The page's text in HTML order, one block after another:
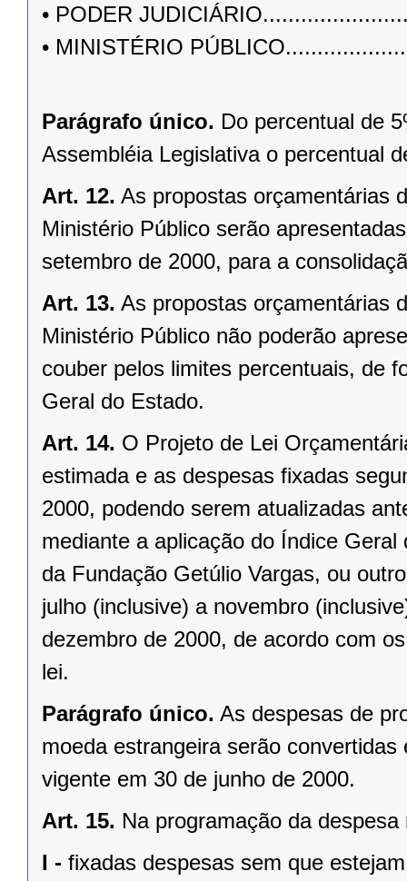
• PODER
• MINISTÉRIO
Parágrafo único. Do percentual de
Assembléia Legislativa o percentual
Art. 12. As propostas orçamentárias
Ministério Público serão
setembro de 2000, para a
Art. 13. As propostas orçamentárias
Ministério Público não poderão
couber pelos limites percentuais, de
Geral do Estado.
Art. 14. O Projeto de Lei
estimada e as despesas fixadas
2000, podendo serem atualizadas
mediante a aplicação do Índice
da Fundação Getúlio Vargas, ou
julho (inclusive) a novembro
dezembro de 2000, de acordo com
lei.
Parágrafo único. As despesas de
moeda estrangeira serão
vigente em 30 de junho de 2000.
Art. 15. Na programação da
I - fixadas despesas sem que